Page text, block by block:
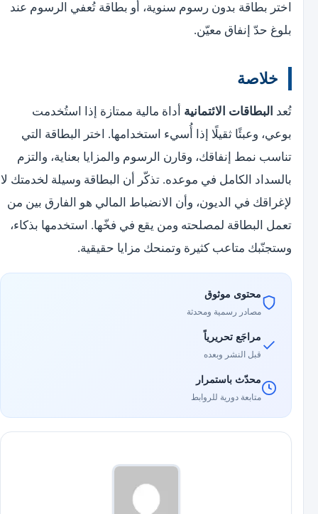
اختر بطاقة بدون رسوم سنوية، أو بطاقة تُعفي الرسوم عند
بلوغ حدّ إنفاق معيّن.
خلاصة
تُعد البطاقات الائتمانية أداة مالية ممتازة إذا استُخدمت
بوعي، وعبئًا ثقيلًا إذا أُسيء استخدامها. اختر البطاقة التي
تناسب نمط إنفاقك، وقارن الرسوم والمزايا بعناية، والتزم
بالسداد الكامل في موعده. تذكّر أن البطاقة وسيلة لخدمتك لا
لإغراقك في الديون، وأن الانضباط المالي هو الفارق بين من
تعمل البطاقة لمصلحته ومن يقع في فخّها. استخدمها بذكاء،
وستجنّبك متاعب كثيرة وتمنحك مزايا حقيقية.
محتوى موثوق
مصادر رسمية ومحدثة
مراجَع تحريرياً
قبل النشر وبعده
محدّث باستمرار
متابعة دورية للروابط